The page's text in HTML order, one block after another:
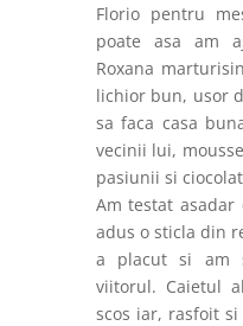
Florio pentru
poate asa am
Roxana
lichior bun, usor
sa faca casa
vecinii lui,
pasiunii si
Am testat asadar
adus o sticla din
a placut si am
viitorul. Caietul
scos iar, rasfoit